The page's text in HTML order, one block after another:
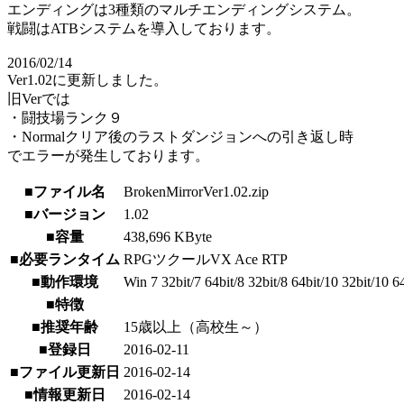
エンディングは3種類のマルチエンディングシステム。
戦闘はATBシステムを導入しております。
2016/02/14
Ver1.02に更新しました。
旧Verでは
・闘技場ランク９
・Normalクリア後のラストダンジョンへの引き返し時
でエラーが発生しております。
■ファイル名
BrokenMirrorVer1.02.zip
■バージョン
1.02
■容量
438,696 KByte
■必要ランタイム RPGツクールVX Ace RTP
■動作環境
Win 7 32bit/7 64bit/8 32bit/8 64bit/10 32bit/10
■特徴
■推奨年齢
15歳以上（高校生～）
■登録日
2016-02-11
■ファイル更新日 2016-02-14
■情報更新日
2016-02-14